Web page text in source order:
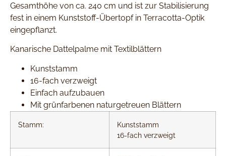
Gesamthöhe von ca. 240 cm und ist zur Stabilisierung
fest in einem Kunststoff-Übertopf in Terracotta-Optik
eingepflanzt.
Kanarische Dattelpalme mit Textilblättern
Kunststamm
16-fach verzweigt
Einfach aufzubauen
Mit grünfarbenen naturgetreuen Blättern
Stamm:
Kunststamm
16-fach verzweigt